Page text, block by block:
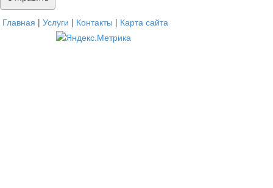
Главная | Услуги | Контакты | Карта сайта